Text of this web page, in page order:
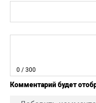
0 / 300
Комментарий будет